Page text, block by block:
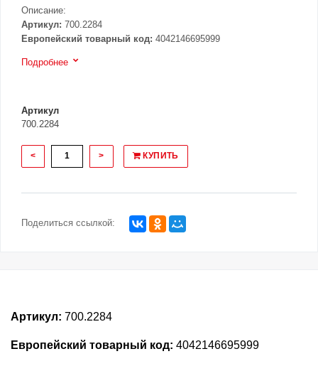
Описание:
Артикул: 700.2284
Европейский товарный код: 4042146695999
Подробнее
Артикул
700.2284
< > КУПИТЬ
Поделиться ссылкой:
Артикул: 700.2284
Европейский товарный код: 4042146695999